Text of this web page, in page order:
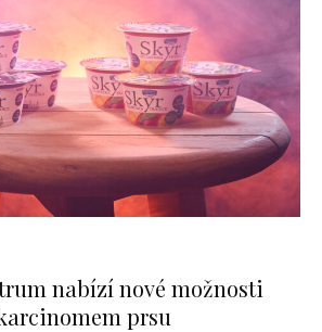
nabízí nové možnosti
prsu